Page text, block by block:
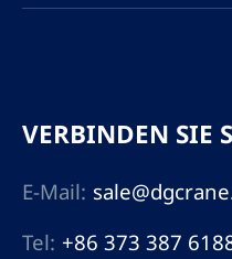
VERBINDEN SIE
E-Mail:
Tel: +86 373 387